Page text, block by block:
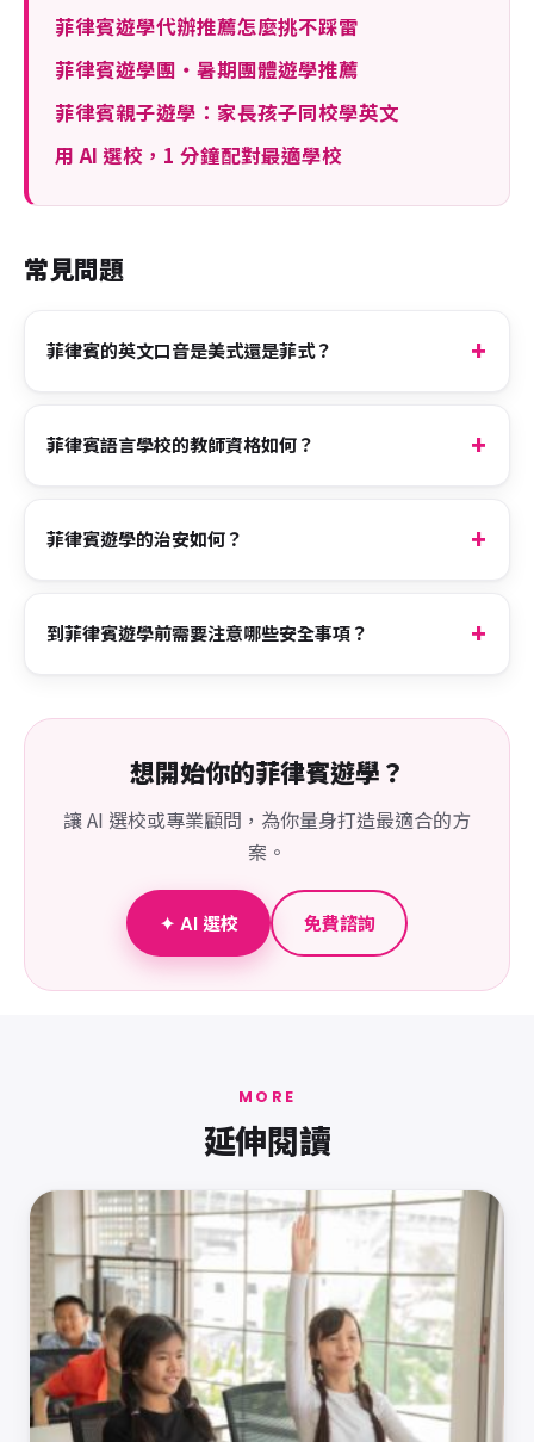
菲律賓遊學代辦推薦怎麼挑不踩雷
菲律賓遊學團・暑期團體遊學推薦
菲律賓親子遊學：家長孩子同校學英文
用 AI 選校，1 分鐘配對最適學校
常見問題
菲律賓的英文口音是美式還是菲式？
菲律賓語言學校的教師資格如何？
菲律賓遊學的治安如何？
到菲律賓遊學前需要注意哪些安全事項？
想開始你的菲律賓遊學？
讓 AI 選校或專業顧問，為你量身打造最適合的方
案。
✦ AI 選校 免費諮詢
MORE
延伸閱讀